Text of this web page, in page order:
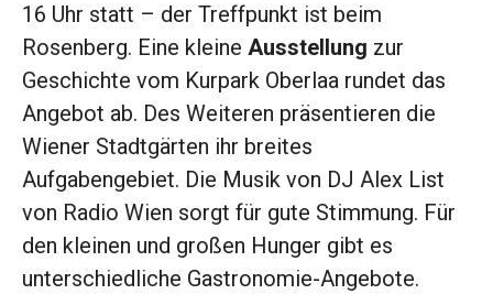
16 Uhr statt – der Treffpunkt ist beim
Rosenberg. Eine kleine Ausstellung zur
Geschichte vom Kurpark Oberlaa rundet das
Angebot ab. Des Weiteren präsentieren die
Wiener Stadtgärten ihr breites
Aufgabengebiet. Die Musik von DJ Alex List
von Radio Wien sorgt für gute Stimmung. Für
den kleinen und großen Hunger gibt es
unterschiedliche Gastronomie-Angebote.